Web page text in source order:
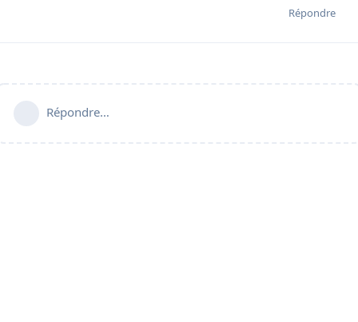
Répondre
Répondre…